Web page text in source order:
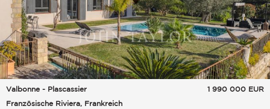
Valbonne - Plascassier
Französische Riviera, Frankreich
1 990 000 EUR